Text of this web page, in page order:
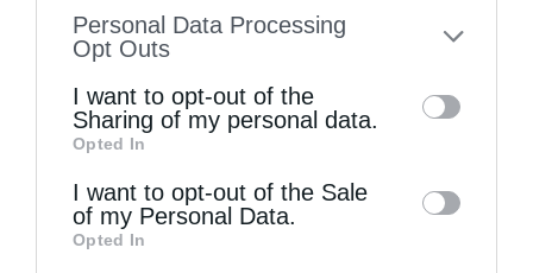
to your opt-out. You may separately opt-out
information by third parties on the IAB’s list
of downstream participants. This
information may also be disclosed by us to
third parties on theIAB’s List of
Downstream Participants
Personal Data Processing
Opt Outs
I want to opt-out of the
Sharing of my personal data.
Opted In
I want to opt-out of the Sale
of my Personal Data.
Opted In